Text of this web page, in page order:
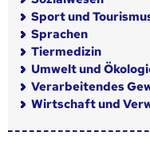
Sport und
Sprachen
Tiermedizin
Umwelt und
Verarbeitendes
Wirtschaft und